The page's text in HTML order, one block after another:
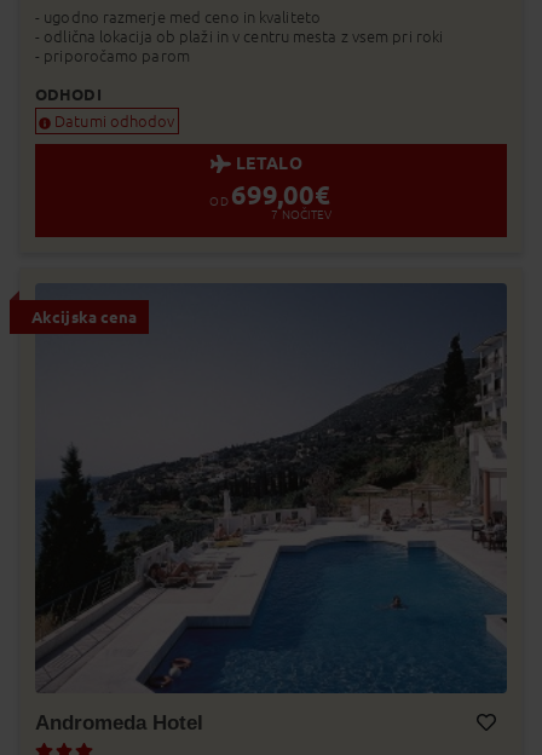
- ugodno razmerje med ceno in kvaliteto
- odlična lokacija ob plaži in v centru mesta z vsem pri roki
- priporočamo parom
ODHODI
Datumi odhodov
LETALO
OD 699,00€
7 NOČITEV
Akcijska cena
Andromeda Hotel